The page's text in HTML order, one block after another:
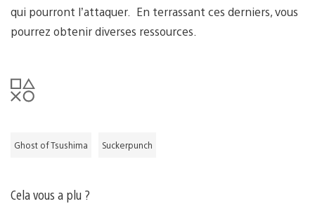
qui pourront l’attaquer. En terrassant ces derniers, vous
pourrez obtenir diverses ressources.
Ghost of Tsushima Suckerpunch
Cela vous a plu ?